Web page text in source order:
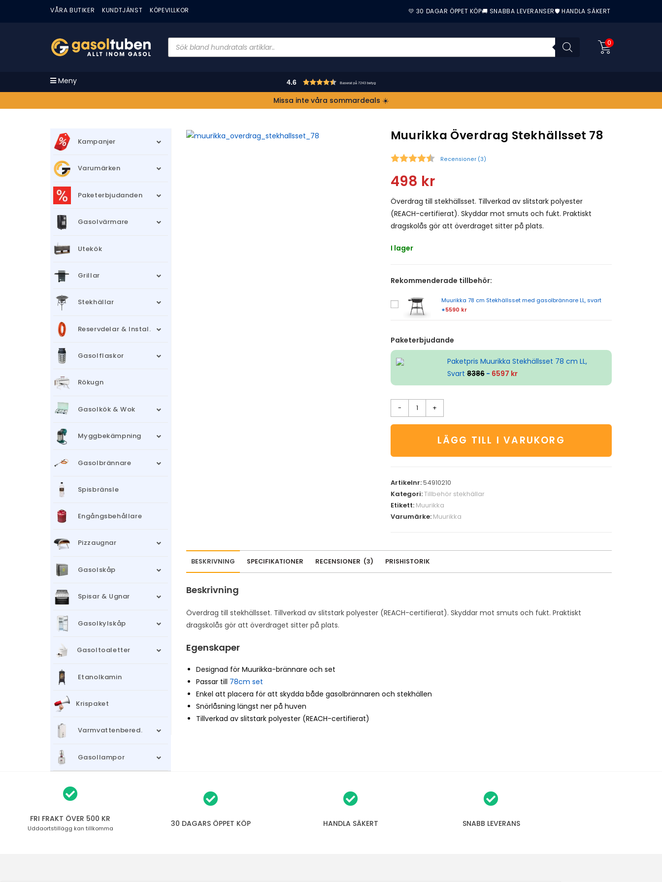
VÅRA BUTIKER KUNDTJÄNST KÖPEVILLKOR 💛 30 DAGAR ÖPPET KÖP🚚 SNABBA LEVERANSER🛡️ HANDLA SÄKERT
0
Meny 4.6 Baserat på 7243 betyg
Missa inte våra sommardeals ☀️
Muurikka Överdrag Stekhällsset 78
Recensioner (3)
498 kr
Överdrag till stekhällsset. Tillverkad av slitstark polyester
(REACH-certifierat). Skyddar mot smuts och fukt. Praktiskt
dragskolås gör att överdraget sitter på plats.
I lager
Rekommenderade tillbehör:
Muurikka 78 cm Stekhällsset med gasolbrännare LL, svart
+5590 kr
Paketerbjudande
Paketpris Muurikka Stekhällsset 78 cm LL,
Svart8386- 6597 kr
- +
LÄGG TILL I VARUKORG
Artikelnr:54910210
Kategori:Tillbehör stekhällar
Etikett: Muurikka
Varumärke: Muurikka
BESKRIVNING SPECIFIKATIONER RECENSIONER (3) PRISHISTORIK
Beskrivning
Överdrag till stekhällsset. Tillverkad av slitstark polyester (REACH-certifierat). Skyddar mot smuts och fukt. Praktiskt
dragskolås gör att överdraget sitter på plats.
Egenskaper
Designad för Muurikka-brännare och set
Passar till 78cm set
Enkel att placera för att skydda både gasolbrännaren och stekhällen
Snörlåsning längst ner på huven
Tillverkad av slitstark polyester (REACH-certifierat)
Kampanjer
Varumärken
Paketerbjudanden
Gasolvärmare
Utekök
Grillar
Stekhällar
Reservdelar & Instal.
Gasolflaskor
Rökugn
Gasolkök & Wok
Myggbekämpning
Gasolbrännare
Spisbränsle
Engångsbehållare
Pizzaugnar
Gasolskåp
Spisar & Ugnar
Gasolkylskåp
Gasoltoaletter
Etanolkamin
Krispaket
Varmvattenbered.
Gasollampor
FRI FRAKT ÖVER 500 KR
Uddaortstillägg kan tillkomma 30 DAGARS ÖPPET KÖP HANDLA SÄKERT SNABB LEVERANS